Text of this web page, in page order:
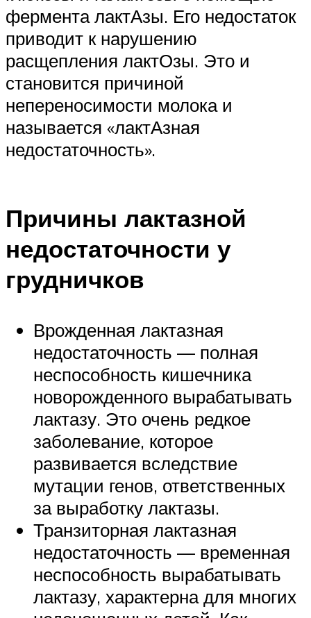
фермента лактАзы. Его недостаток
приводит к нарушению
расщепления лактОзы. Это и
становится причиной
непереносимости молока и
называется «лактАзная
недостаточность».
Причины лактазной
недостаточности у
грудничков
Врожденная лактазная
недостаточность — полная
неспособность кишечника
новорожденного вырабатывать
лактазу. Это очень редкое
заболевание, которое
развивается вследствие
мутации генов, ответственных
за выработку лактазы.
Транзиторная лактазная
недостаточность — временная
неспособность вырабатывать
лактазу, характерна для многих